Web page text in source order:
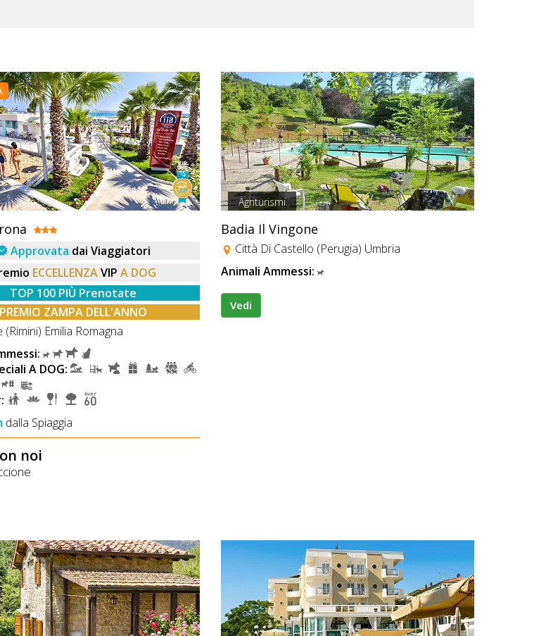
Approvata dai Viaggiatori
ECCELLENZA VIP A DOG
TOP 100 PIÙ Prenotate
PREMIO ZAMPA DELL'ANNO
(Rimini) Emilia Romagna
A DOG:
dalla Spiaggia
noi
Agriturismi
Badia Il Vingone
Città Di Castello (Perugia) Umbria
Animali Ammessi:
Vedi